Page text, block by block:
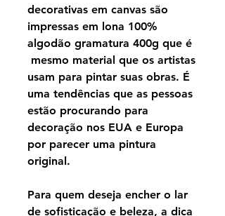
decorativas em canvas são
impressas em lona 100%
algodão gramatura 400g que é
mesmo material que os artistas
usam para pintar suas obras. É
uma tendências que as pessoas
estão procurando para
decoração nos EUA e Europa
por parecer uma pintura
original.
Para quem deseja encher o lar
de sofisticação e beleza, a dica